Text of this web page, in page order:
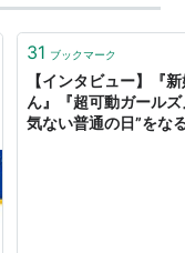
い方向へと進ん
31 ブックマーク
【インタビュー】『
ん』『超可動ガール
気ない普通の日”をな